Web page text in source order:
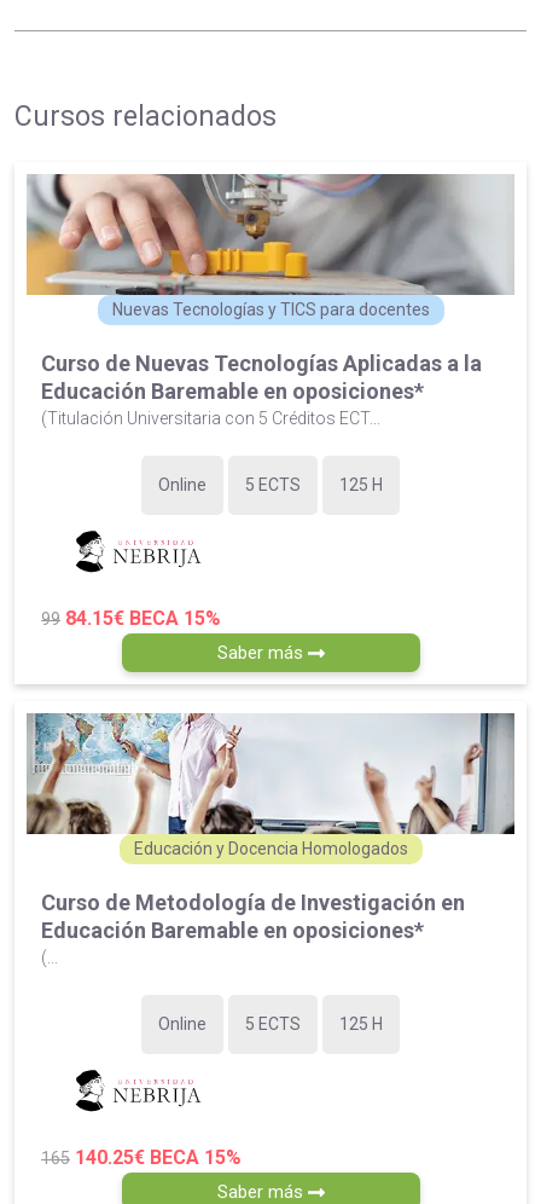
Cursos relacionados
Nuevas Tecnologías y TICS para docentes
Curso de Nuevas Tecnologías Aplicadas a la
Educación Baremable en oposiciones*
(Titulación Universitaria con 5 Créditos ECT...
Online 5 ECTS 125 H
99 84.15€ BECA 15%
Saber más
Educación y Docencia Homologados
Curso de Metodología de Investigación en
Educación Baremable en oposiciones*
(...
Online 5 ECTS 125 H
165 140.25€ BECA 15%
Saber más